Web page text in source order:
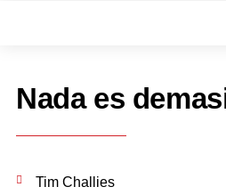
Nada es
Tim Challies